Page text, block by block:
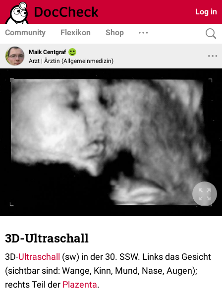
Log in
Community Flexikon Shop
Maik Centgraf
Arzt | Ärztin (Allgemeinmedizin)
3D-Ultraschall
3D-Ultraschall (sw) in der 30. SSW. Links das Gesicht
(sichtbar sind: Wange, Kinn, Mund, Nase, Augen);
rechts Teil der Plazenta.